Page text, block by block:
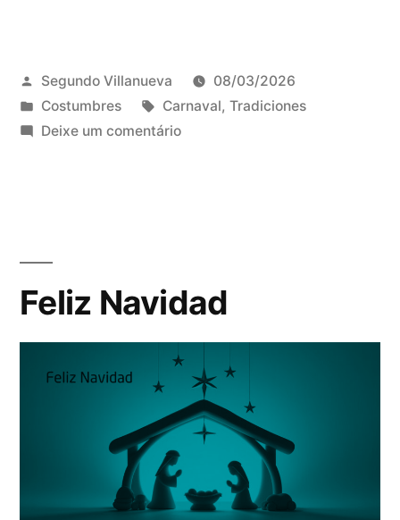
Publicado
por
Segundo Villanueva
08/03/2026
Publicado
em
Costumbres Tags:
Carnaval, Tradiciones
Deixe um comentárioem
Feliz Navidad